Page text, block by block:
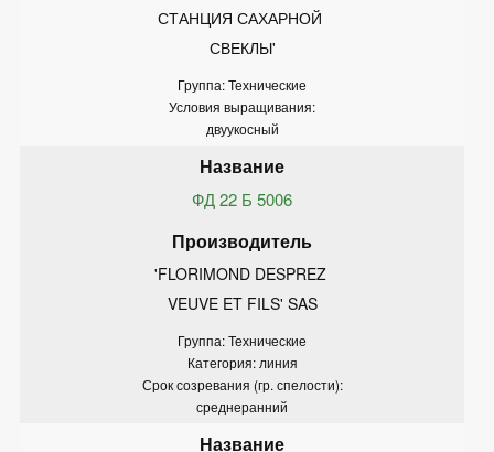
СТАНЦИЯ САХАРНОЙ
СВЕКЛЫ'
Группа: Технические
Условия выращивания:
двуукосный
ФД 22 Б 5006
'FLORIMOND DESPREZ
VEUVE ET FILS' SAS
Группа: Технические
Категория: линия
Срок созревания (гр. спелости):
среднеранний